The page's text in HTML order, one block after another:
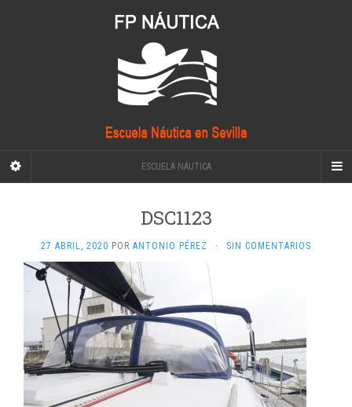
ESCUELA NÁUTICA
DSC1123
27 ABRIL, 2020 POR ANTONIO PÉREZ · SIN COMENTARIOS